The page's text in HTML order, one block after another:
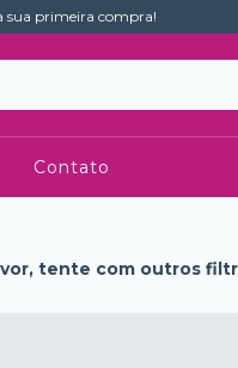
sua primeira compra!
Contato
tente com outros